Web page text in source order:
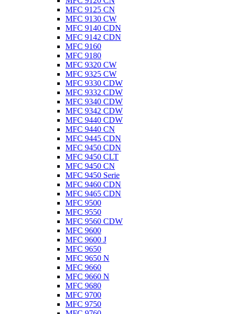
MFC 9125 CN
MFC 9130 CW
MFC 9140 CDN
MFC 9142 CDN
MFC 9160
MFC 9180
MFC 9320 CW
MFC 9325 CW
MFC 9330 CDW
MFC 9332 CDW
MFC 9340 CDW
MFC 9342 CDW
MFC 9440 CDW
MFC 9440 CN
MFC 9445 CDN
MFC 9450 CDN
MFC 9450 CLT
MFC 9450 CN
MFC 9450 Serie
MFC 9460 CDN
MFC 9465 CDN
MFC 9500
MFC 9550
MFC 9560 CDW
MFC 9600
MFC 9600 J
MFC 9650
MFC 9650 N
MFC 9660
MFC 9660 N
MFC 9680
MFC 9700
MFC 9750